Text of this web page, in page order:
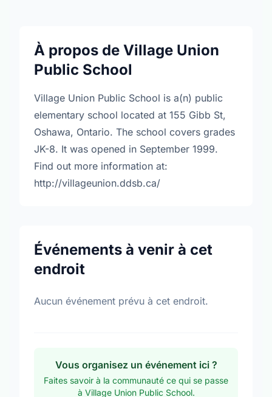
À propos de Village Union
Public School
Village Union Public School is a(n) public
elementary school located at 155 Gibb St,
Oshawa, Ontario. The school covers grades
JK-8. It was opened in September 1999.
Find out more information at:
http://villageunion.ddsb.ca/
Événements à venir à cet
endroit
Aucun événement prévu à cet endroit.
Vous organisez un événement ici ?
Faites savoir à la communauté ce qui se passe
à Village Union Public School.